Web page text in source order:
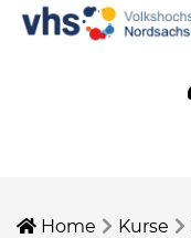
Home Kurse